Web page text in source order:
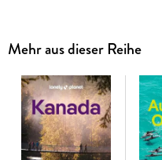
Entdeckungen und Tipps.
kommen auf ihre Kosten.
Tour durch die
Wagen, Orientierungssinn
die unbekannten Routen
mehr Adrenalin sein? Die
Mehr aus dieser Reihe